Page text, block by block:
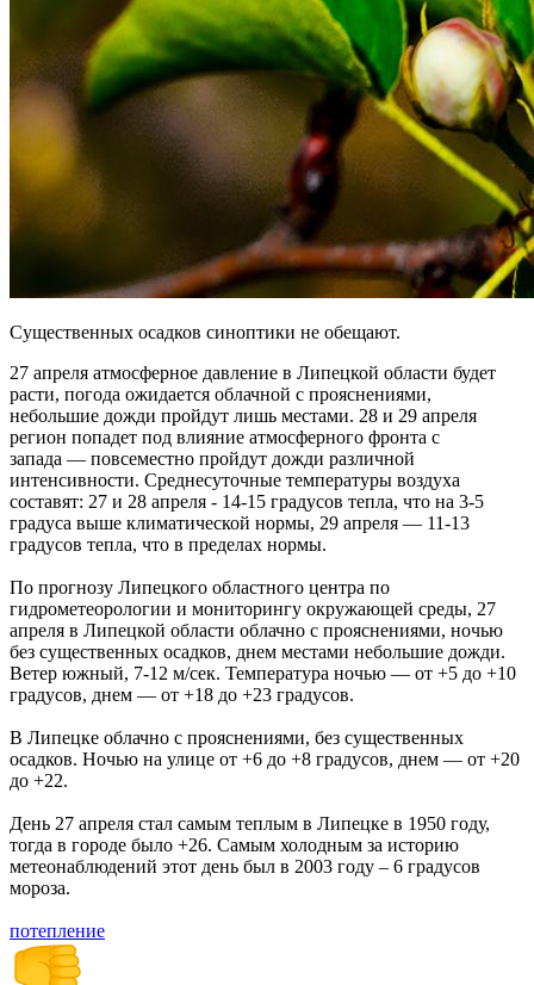
Существенных осадков синоптики не обещают.
27 апреля атмосферное давление в Липецкой области будет
расти, погода ожидается облачной с прояснениями,
небольшие дожди пройдут лишь местами. 28 и 29 апреля
регион попадет под влияние атмосферного фронта с
запада — повсеместно пройдут дожди различной
интенсивности. Среднесуточные температуры воздуха
составят: 27 и 28 апреля - 14-15 градусов тепла, что на 3-5
градуса выше климатической нормы, 29 апреля — 11-13
градусов тепла, что в пределах нормы.
По прогнозу Липецкого областного центра по
гидрометеорологии и мониторингу окружающей среды, 27
апреля в Липецкой области облачно с прояснениями, ночью
без существенных осадков, днем местами небольшие дожди.
Ветер южный, 7-12 м/сек. Температура ночью — от +5 до +10
градусов, днем — от +18 до +23 градусов.
В Липецке облачно с прояснениями, без существенных
осадков. Ночью на улице от +6 до +8 градусов, днем — от +20
до +22.
День 27 апреля стал самым теплым в Липецке в 1950 году,
тогда в городе было +26. Самым холодным за историю
метеонаблюдений этот день был в 2003 году – 6 градусов
мороза.
потепление